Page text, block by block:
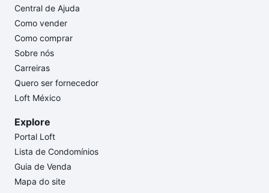
Central de Ajuda
Como vender
Como comprar
Sobre nós
Carreiras
Quero ser fornecedor
Loft México
Explore
Portal Loft
Lista de Condomínios
Guia de Venda
Mapa do site